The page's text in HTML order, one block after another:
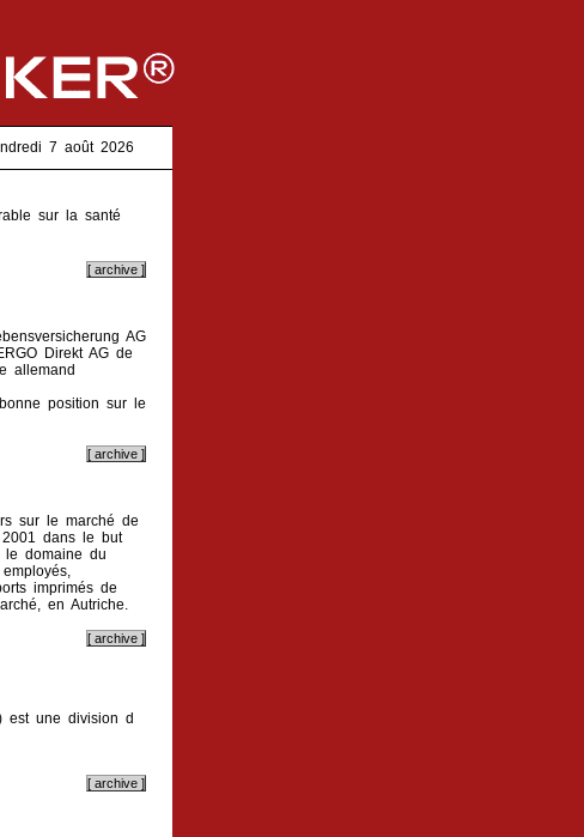
7 août 2026
sur la santé
AG
Direkt AG de
allemand
position sur le
sur le marché de
2001 dans le but
le domaine du
imprimés de
en Autriche.
est une division d